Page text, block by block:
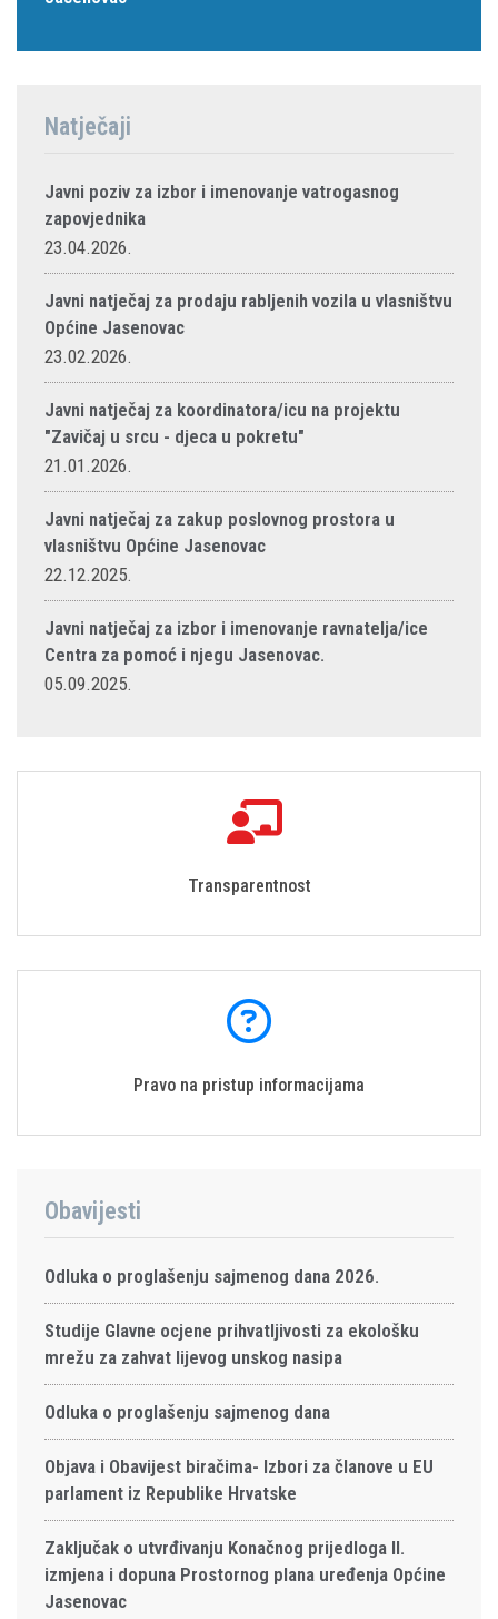
Natječaji
Javni poziv za izbor i imenovanje vatrogasnog
zapovjednika
23.04.2026.
Javni natječaj za prodaju rabljenih vozila u vlasništvu
Općine Jasenovac
23.02.2026.
Javni natječaj za koordinatora/icu na projektu
"Zavičaj u srcu - djeca u pokretu"
21.01.2026.
Javni natječaj za zakup poslovnog prostora u
vlasništvu Općine Jasenovac
22.12.2025.
Javni natječaj za izbor i imenovanje ravnatelja/ice
Centra za pomoć i njegu Jasenovac.
05.09.2025.
Transparentnost
Pravo na pristup informacijama
Obavijesti
Odluka o proglašenju sajmenog dana 2026.
Studije Glavne ocjene prihvatljivosti za ekološku
mrežu za zahvat lijevog unskog nasipa
Odluka o proglašenju sajmenog dana
Objava i Obavijest biračima- Izbori za članove u EU
parlament iz Republike Hrvatske
Zaključak o utvrđivanju Konačnog prijedloga II.
izmjena i dopuna Prostornog plana uređenja Općine
Jasenovac